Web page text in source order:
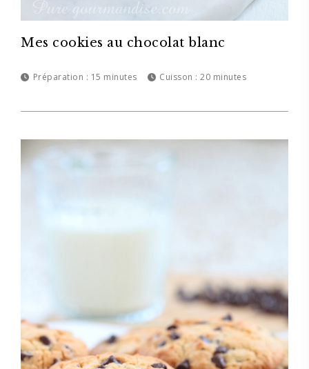
Mes cookies au chocolat blanc
Préparation : 15 minutes Cuisson : 20 minutes